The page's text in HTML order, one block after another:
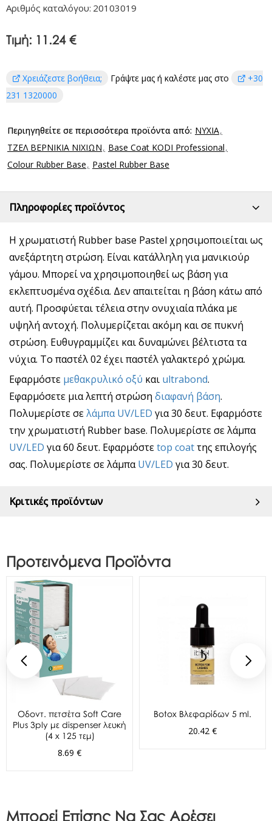
Αριθμός καταλόγου: 20103019
Τιμή: 11.24 €
Χρειάζεστε βοήθεια; Γράψτε μας ή καλέστε μας στο
+30
231 1320000
Περιηγηθείτε σε περισσότερα προϊόντα από: ΝΥΧΙΑ
ΤΖΕΛ ΒΕΡΝΙΚΙΑ ΝΙΧΙΩΝ
Base Coat KODI Professional
Colour Rubber Base
Pastel Rubber Base
Πληροφορίες προϊόντος
Η χρωματιστή Rubber base Pastel χρησιμοποιείται ως
ανεξάρτητη στρώση. Είναι κατάλληλη για μανικιούρ
γάμου. Μπορεί να χρησιμοποιηθεί ως βάση για
εκλεπτυσμένα σχέδια. Δεν απαιτείται η βάση κάτω από
αυτή. Προσφύεται τέλεια στην ονυχιαία πλάκα με
υψηλή αντοχή. Πολυμερίζεται ακόμη και σε πυκνή
στρώση. Ευθυγραμμίζει και δυναμώνει βέλτιστα τα
νύχια. Το παστέλ 02 έχει παστέλ γαλακτερό χρώμα.
Εφαρμόστε μεθακρυλικό οξύ και ultrabond.
Εφαρμόσετε μια λεπτή στρώση διαφανή βάση.
Πολυμερίστε σελάμπα UV/LED για 30 δευτ. Εφαρμόστε
την χρωματιστή Rubber base. Πολυμερίστε σε λάμπα
UV/LED για 60 δευτ. Εφαρμόστεtop coatτης επιλογής
σας. Πολυμερίστε σε λάμπαUV/LED για 30 δευτ.
Κριτικές προϊόντων
Προτεινόμενα Προϊόντα
Oδοντ. πετσέτα Soft Care
Plus 3ply με dispenser λευκή
(4 x 125 τεμ)
8.69 €
Botox Βλεφαρίδων 5 ml.
20.42 €
Μπορεί Επίσης Να Σας Αρέσει